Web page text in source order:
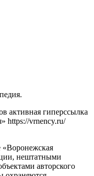
активная гиперссылка
https://vrnency.ru/
нештатными
авторского